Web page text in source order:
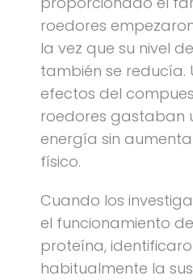
roedores
la vez que su nivel
también se reducía.
efectos del
roedores gastaban
energía sin
físico.
Cuando los
el funcionamiento
proteína,
habitualmente la